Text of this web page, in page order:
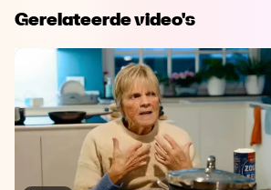
Gerelateerde video's